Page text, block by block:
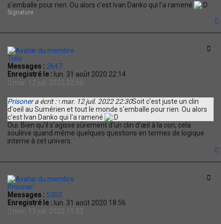
s'emballe pour rien. Ou alors c'est Ivan Danko qui l'a ramené
Signature
Tulio
Messages : 2647
Enregistré le : lun. 31 août 2020 22:14
mar. 12 juil. 2022 22:50
Prisonera écrit : ↑mar. 12 juil. 2022 22:30Soit c'est juste un clin
d'oeil au Sumérien et tout le monde s'emballe pour rien. Ou alors
c'est Ivan Danko qui l'a ramené
Oui. Bien qu'il s'agisse sûrement d'un clin d'œil à la con, cela
soulève quand même quelques questions en termes de logique
interne à cet univers.
Prisoner
Messages : 5302
Enregistré le : lun. 31 août 2020 18:56
mer. 13 juil. 2022 11:33